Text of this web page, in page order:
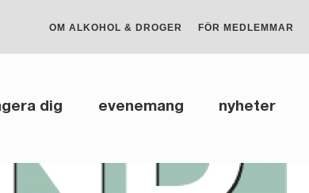
OM ALKOHOL & DROGER FÖR MEDLEMMAR
dig evenemang nyheter